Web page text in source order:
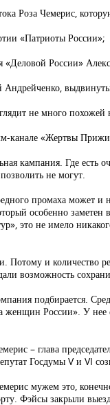
Роза Чемерис,
«Патриоты России»;
«Деловой России»
Андрейченко,
не много
канале «Жертвы
кампания. Где
не могут.
промаха может и
особенно заметен в
это не имело
Потому и количество
возможность
подбирается.
женщин России». У
– глава
Госдумы V и VI
мужем это,
Фэйсы закрыли